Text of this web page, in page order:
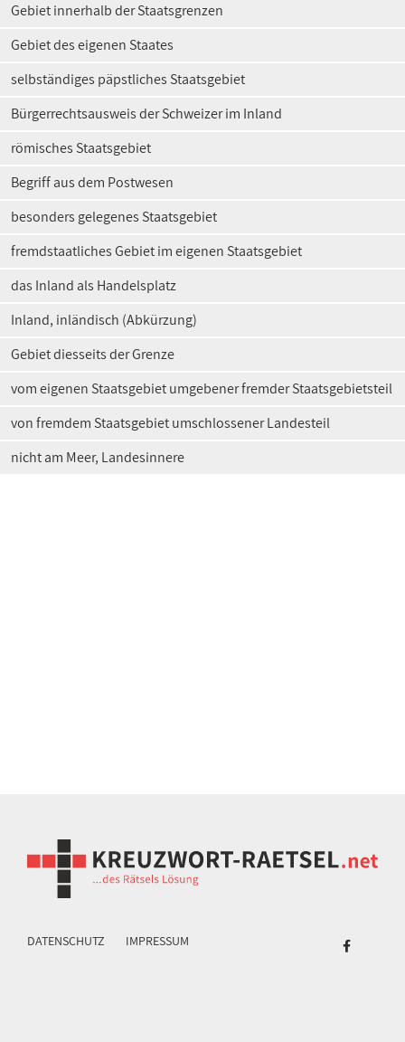
Gebiet innerhalb der Staatsgrenzen
Gebiet des eigenen Staates
selbständiges päpstliches Staatsgebiet
Bürgerrechtsausweis der Schweizer im Inland
römisches Staatsgebiet
Begriff aus dem Postwesen
besonders gelegenes Staatsgebiet
fremdstaatliches Gebiet im eigenen Staatsgebiet
das Inland als Handelsplatz
Inland, inländisch (Abkürzung)
Gebiet diesseits der Grenze
vom eigenen Staatsgebiet umgebener fremder Staatsgebietsteil
von fremdem Staatsgebiet umschlossener Landesteil
nicht am Meer, Landesinnere
DATENSCHUTZ IMPRESSUM